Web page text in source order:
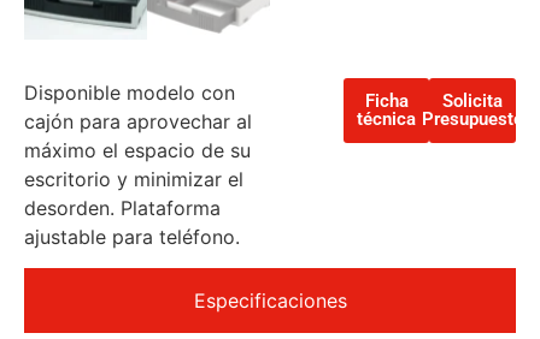
Disponible modelo con
cajón para aprovechar al
máximo el espacio de su
escritorio y minimizar el
desorden. Plataforma
ajustable para teléfono.
Ficha
técnica
Solicita
Presupuesto
Especificaciones